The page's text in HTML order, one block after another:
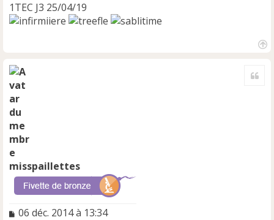
1TEC J3 25/04/19
misspaillettes
M
06 déc. 2014 à 13:34